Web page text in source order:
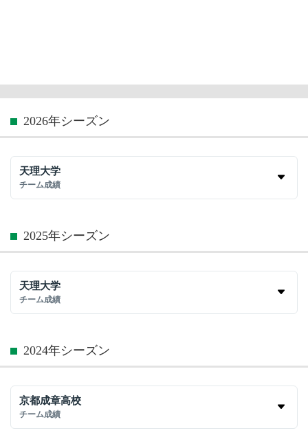
2026年シーズン
天理大学
チーム成績
2025年シーズン
天理大学
チーム成績
2024年シーズン
京都成章高校
チーム成績